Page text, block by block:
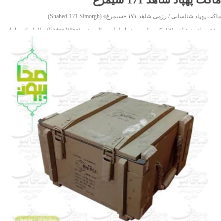
می‌تواند علاوه بر نقش عملیاتی رزمی، به عنوان یک قطعه شاخص در پروژه‌های دکوری،
نمایشگاه‌های دفاع مقدس و مجموعه‌های یادبود نظامی نیز مورد استفاده قرار گیرد.
ماکت پهپاد شناسایی / رزمی شاهد‑۱۷۱ «سیمرغ» (Shahed‑171 Simorgh)
بیشتر بدانیم: شاهد‑۱۷۱ یک پهپاد مدرن با طراحی بال پرنده (Flying Wing) و الهام از سامانه
سطح مقطع راداری بسیار پایین، سامانه‌های پیشرفته شناسایی، و توان حمل مهمات
هدایت‌شونده، به‌عنوان یکی از دارایی‌های راهبردی نیروی هوافضای سپاه پاسداران شناخته
سانتی‌متر، با دقت بالا جزئیات نسخه واقعی را بازآفرینی کرده است. این ماکت به‌طور خاص
برای استفاده در نمایشگاه‌های دفاع مقدس، موزه‌های نظامی، پروژه‌های یادبود یا آموزش
آکادمیک طراحی شده و قابلیت رنگ‌آمیزی و شابلون‌زنی اختصاصی (پرچم، نام محصول،
شماره سریال) را دارد.
ویژگی‌های برجسته این محصول شامل فرم آیرودینامیک دقیق، سطح یکپارچه بدون دم
عمودی و ابعاد قابل‌حمل است که آن را برای دکورهای ماندگار یا استفاده در فضای باز و بسته
ایده‌آل می‌سازد.